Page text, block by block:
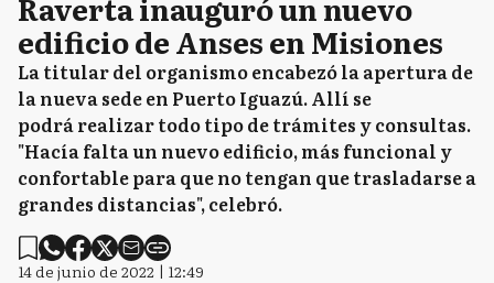
edificio de Anses en Misiones
La titular del organismo encabezó la apertura de
la nueva sede en Puerto Iguazú. Allí se
podrá realizar todo tipo de trámites y consultas.
"Hacía falta un nuevo edificio, más funcional y
confortable para que no tengan que trasladarse a
grandes distancias", celebró.
14 de junio de 2022 | 12:49